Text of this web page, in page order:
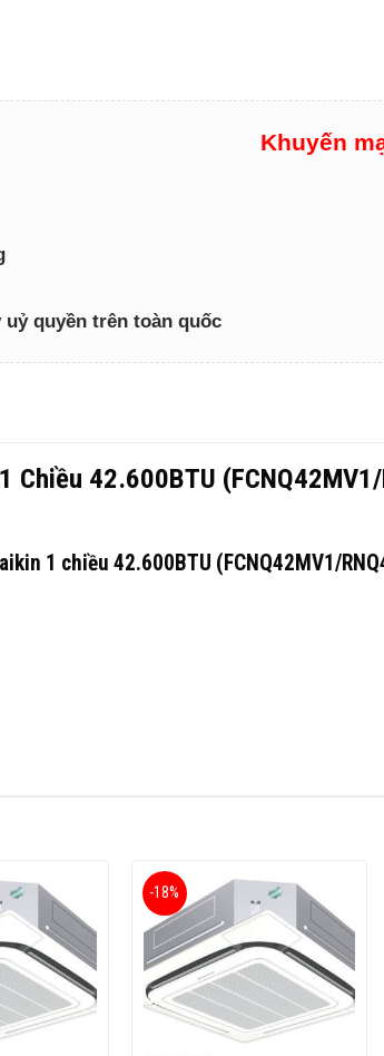
quyền trên toàn quốc
Khuyến
Chiều 42.600BTU
1 chiều 42.600BTU (FCNQ42MV1/
Bản. Với mức công suất 42.600BTU tương ứng
( FCNQ42MV1/RNQ42MY1) điều khiển dây
công trình từ phòng khách, phòng ăn của tư
đầu trên thế giới. Daikin nổi tiếng với dòng điều
lắp đặt cho công trình của mình.
-18%